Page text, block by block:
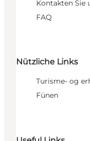
Kontakten Sie
FAQ
Nützliche Links
Turisme- og
Fünen